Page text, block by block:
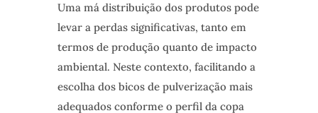
Uma má distribuição dos produtos pode
levar a perdas significativas, tanto em
termos de produção quanto de impacto
ambiental. Neste contexto, facilitando a
escolha dos bicos de pulverização mais
adequados conforme o perfil da copa